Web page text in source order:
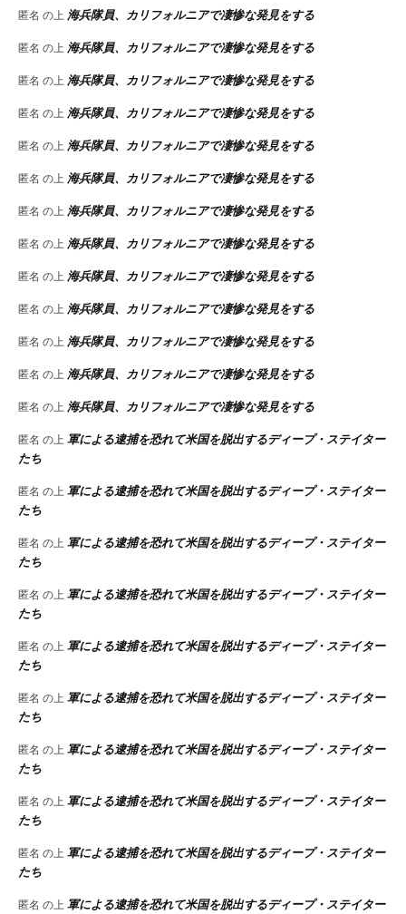
匿名 の上 海兵隊員、カリフォルニアで凄惨な発見をする
匿名 の上 海兵隊員、カリフォルニアで凄惨な発見をする
匿名 の上 海兵隊員、カリフォルニアで凄惨な発見をする
匿名 の上 海兵隊員、カリフォルニアで凄惨な発見をする
匿名 の上 海兵隊員、カリフォルニアで凄惨な発見をする
匿名 の上 海兵隊員、カリフォルニアで凄惨な発見をする
匿名 の上 海兵隊員、カリフォルニアで凄惨な発見をする
匿名 の上 海兵隊員、カリフォルニアで凄惨な発見をする
匿名 の上 海兵隊員、カリフォルニアで凄惨な発見をする
匿名 の上 海兵隊員、カリフォルニアで凄惨な発見をする
匿名 の上 海兵隊員、カリフォルニアで凄惨な発見をする
匿名 の上 海兵隊員、カリフォルニアで凄惨な発見をする
匿名 の上 海兵隊員、カリフォルニアで凄惨な発見をする
匿名 の上軍による逮捕を恐れて米国を脱出するディープ・ステイター
たち
匿名 の上軍による逮捕を恐れて米国を脱出するディープ・ステイター
たち
匿名 の上軍による逮捕を恐れて米国を脱出するディープ・ステイター
たち
匿名 の上軍による逮捕を恐れて米国を脱出するディープ・ステイター
たち
匿名 の上軍による逮捕を恐れて米国を脱出するディープ・ステイター
たち
匿名 の上軍による逮捕を恐れて米国を脱出するディープ・ステイター
たち
匿名 の上軍による逮捕を恐れて米国を脱出するディープ・ステイター
たち
匿名 の上軍による逮捕を恐れて米国を脱出するディープ・ステイター
たち
匿名 の上軍による逮捕を恐れて米国を脱出するディープ・ステイター
たち
匿名 の上軍による逮捕を恐れて米国を脱出するディープ・ステイター